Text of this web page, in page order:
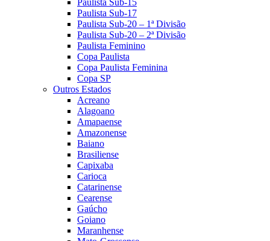
Paulista Sub-17
Paulista Sub-20 – 1ª Divisão
Paulista Sub-20 – 2ª Divisão
Paulista Feminino
Copa Paulista
Copa Paulista Feminina
Copa SP
Outros Estados
Acreano
Alagoano
Amapaense
Amazonense
Baiano
Brasiliense
Capixaba
Carioca
Catarinense
Cearense
Gaúcho
Goiano
Maranhense